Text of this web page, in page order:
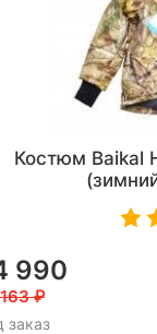
Костюм Baikal
990
заказ